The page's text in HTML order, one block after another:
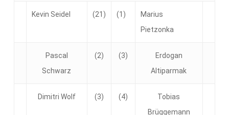
Kevin Seidel (21) (1)
Marius
Pietzonka
Pascal
Schwarz
(2) (3)
Erdogan
Altiparmak
Dimitri Wolf (3) (4)
Tobias
Brüggemann